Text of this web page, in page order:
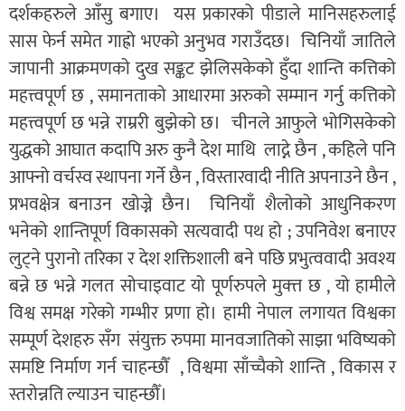
दर्शकहरुले आँसु बगाए। यस प्रकारको पीडाले मानिसहरुलाई
सास फेर्न समेत गाह्रो भएको अनुभव गराउँदछ। चिनियाँ जातिले
जापानी आक्रमणको दुख सङ्कट झेलिसकेको हुँदा शान्ति कत्तिको
महत्त्वपूर्ण छ , समानताको आधारमा अरुको सम्मान गर्नु कत्तिको
महत्त्वपूर्ण छ भन्ने राम्ररी बुझेको छ। चीनले आफुले भोगिसकेको
युद्धको आघात कदापि अरु कुनै देश माथि लाद्ने छैन , कहिले पनि
आफ्नो वर्चस्व स्थापना गर्ने छैन , विस्तारवादी नीति अपनाउने छैन ,
प्रभवक्षेत्र बनाउन खोज्ने छैन। चिनियाँ शैलोको आधुनिकरण
भनेको शान्तिपूर्ण विकासको सत्यवादी पथ हो ; उपनिवेश बनाएर
लुट्ने पुरानो तरिका र देश शक्तिशाली बने पछि प्रभुत्ववादी अवश्य
बन्ने छ भन्ने गलत सोचाइवाट यो पूर्णरुपले मुक्त्त छ , यो हामीले
विश्व समक्ष गरेको गम्भीर प्रणा हो। हामी नेपाल लगायत विश्वका
सम्पूर्ण देशहरु सँग संयुक्त रुपमा मानवजातिको साझा भविष्यको
समष्टि निर्माण गर्न चाहन्छौँ , विश्वमा साँच्चैको शान्ति , विकास र
स्तरोन्नति ल्याउन चाहन्छौँ।